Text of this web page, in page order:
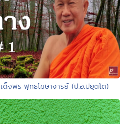
จพระพุทธโฆษาจารย์ (ป.อ.ปยุตโต)